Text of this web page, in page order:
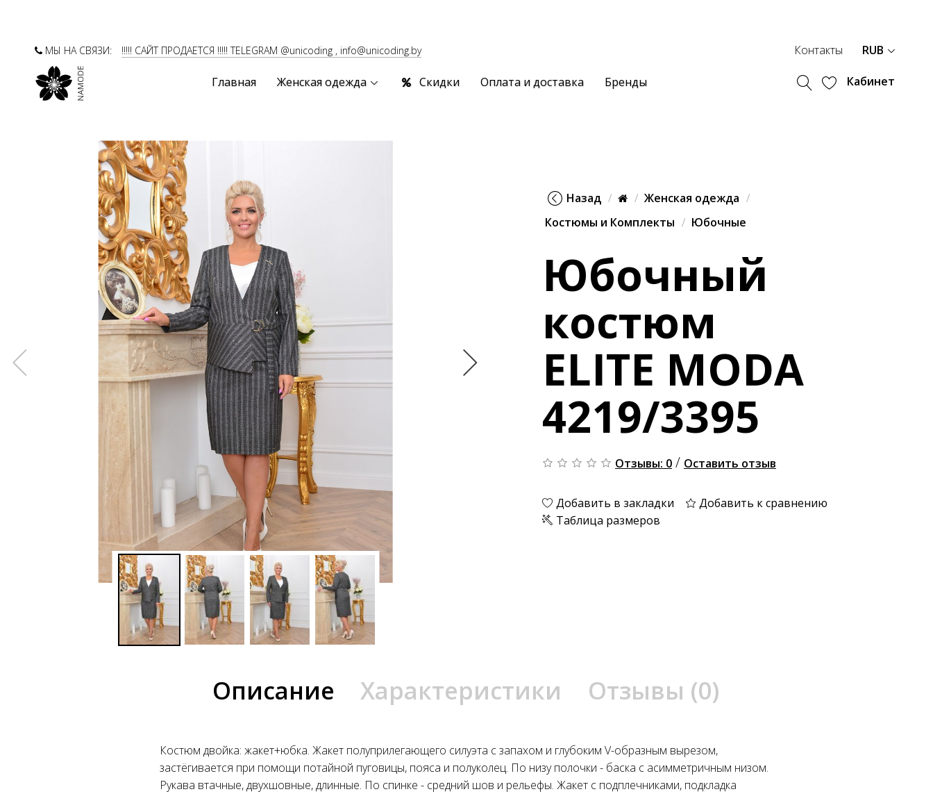
МЫ НА СВЯЗИ: !!!!! САЙТ ПРОДАЕТСЯ !!!!! TELEGRAM @unicoding , info@unicoding.by Контакты RUB
Главная Женская одежда Скидки Оплата и доставка Бренды Кабинет
Назад
Женская одежда
Костюмы и Комплекты
Юбочные
Юбочный
костюм
ELITE MODA
4219/3395
Отзывы: 0 / Оставить отзыв
Добавить в закладки
Добавить к сравнению
Таблица размеров
Описание Характеристики Отзывы (0)
Костюм двойка: жакет+юбка. Жакет полуприлегающего силуэта с запахом и глубоким V-образным вырезом,
застёгивается при помощи потайной пуговицы, пояса и полуколец. По низу полочки - баска с асимметричным низом.
Рукава втачные, двухшовные, длинные. По спинке - средний шов и рельефы. Жакет с подплечниками, подкладка